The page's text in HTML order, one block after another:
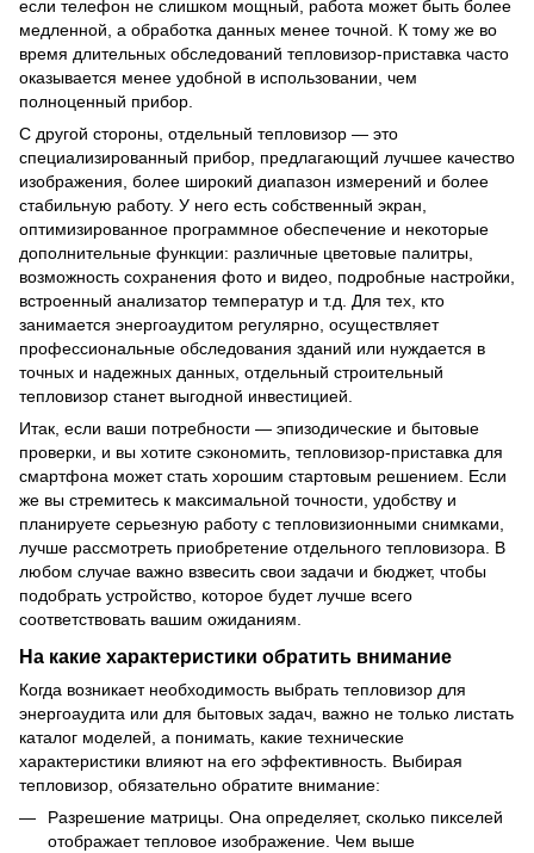
если телефон не слишком мощный, работа может быть более
медленной, а обработка данных менее точной. К тому же во
время длительных обследований тепловизор-приставка часто
оказывается менее удобной в использовании, чем
полноценный прибор.
С другой стороны, отдельный тепловизор — это
специализированный прибор, предлагающий лучшее качество
изображения, более широкий диапазон измерений и более
стабильную работу. У него есть собственный экран,
оптимизированное программное обеспечение и некоторые
дополнительные функции: различные цветовые палитры,
возможность сохранения фото и видео, подробные настройки,
встроенный анализатор температур и т.д. Для тех, кто
занимается энергоаудитом регулярно, осуществляет
профессиональные обследования зданий или нуждается в
точных и надежных данных, отдельный строительный
тепловизор станет выгодной инвестицией.
Итак, если ваши потребности — эпизодические и бытовые
проверки, и вы хотите сэкономить, тепловизор-приставка для
смартфона может стать хорошим стартовым решением. Если
же вы стремитесь к максимальной точности, удобству и
планируете серьезную работу с тепловизионными снимками,
лучше рассмотреть приобретение отдельного тепловизора. В
любом случае важно взвесить свои задачи и бюджет, чтобы
подобрать устройство, которое будет лучше всего
соответствовать вашим ожиданиям.
На какие характеристики обратить внимание
Когда возникает необходимость выбрать тепловизор для
энергоаудита или для бытовых задач, важно не только листать
каталог моделей, а понимать, какие технические
характеристики влияют на его эффективность. Выбирая
тепловизор, обязательно обратите внимание:
Разрешение матрицы. Она определяет, сколько пикселей
отображает тепловое изображение. Чем выше